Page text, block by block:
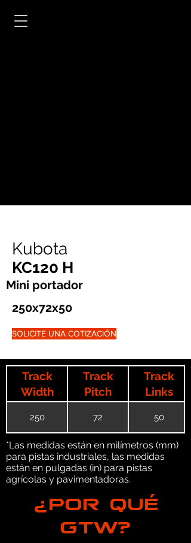
Kubota
KC120 H
Mini portador
250x72x50
SOLICITE UNA COTIZACIÓN
Track
Width
Track
Pitch
Track
Links
250 72 50
*Las medidas están en milímetros (mm)
para pistas industriales, las medidas
están en pulgadas (in) para pistas
agrícolas y pavimentadoras.
¿POR QUÉ
GTW?